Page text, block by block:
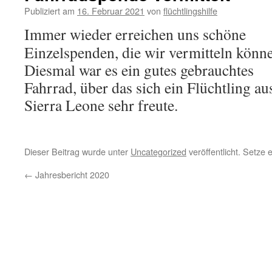
Publiziert am 16. Februar 2021 von flüchtlingshilfe
Immer wieder erreichen uns schöne
Einzelspenden, die wir vermitteln
Diesmal war es ein gutes gebrauchtes
Fahrrad, über das sich ein Flüchtling
Sierra Leone sehr freute.
Dieser Beitrag wurde unter Uncategorized veröffentlicht. Setze
← Jahresbericht 2020